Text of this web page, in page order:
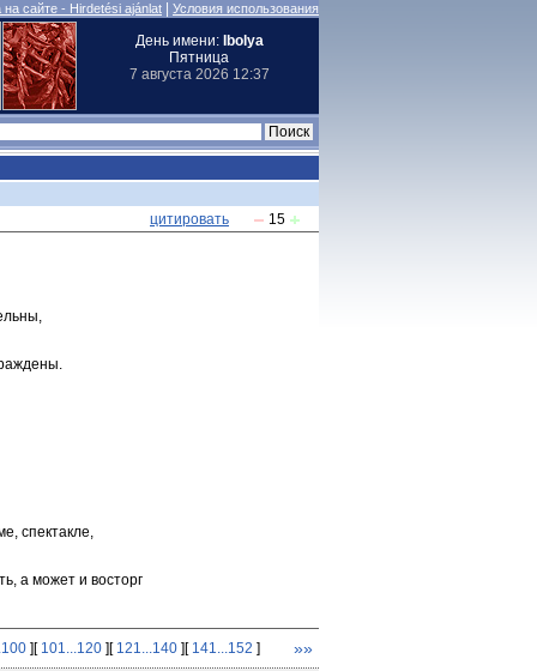
на сайте - Hirdetési ajánlat Условия использования
День имени: Ibolya
Пятница
7 августа 2026 12:37
цитировать
15
спектакле,
а может и восторг
][ 101...120 ][ 121...140 ][ 141...152 ] »»